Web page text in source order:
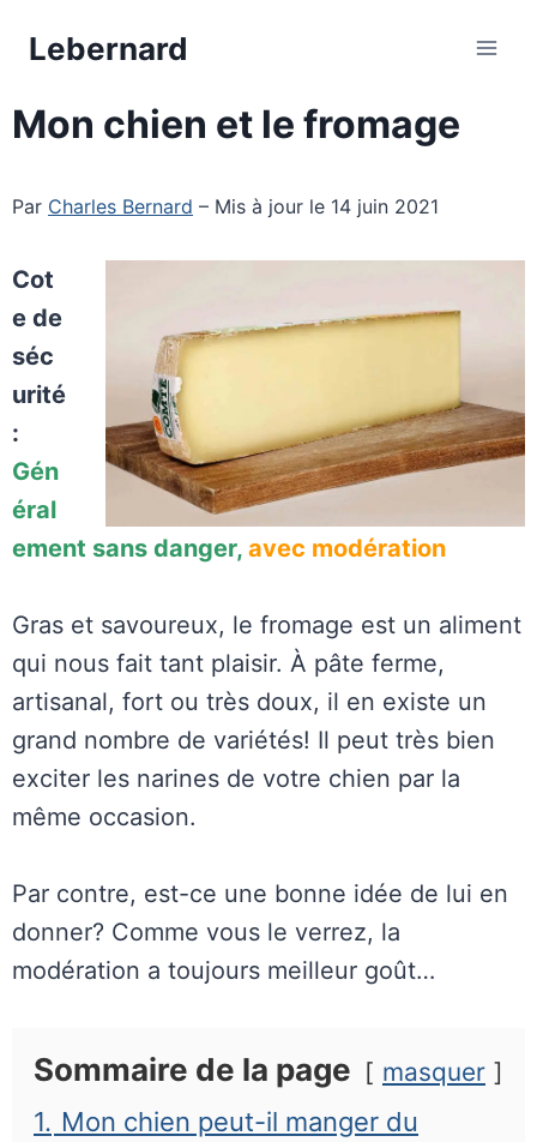
Lebernard
Mon chien et le fromage
Par Charles Bernard – Mis à jour le 14 juin 2021
Cot
e de
séc
urité
:
Gén
éral
ement sans danger, avec modération
Gras et savoureux, le fromage est un aliment
qui nous fait tant plaisir. À pâte ferme,
artisanal, fort ou très doux, il en existe un
grand nombre de variétés! Il peut très bien
exciter les narines de votre chien par la
même occasion.
Par contre, est-ce une bonne idée de lui en
donner? Comme vous le verrez, la
modération a toujours meilleur goût…
Sommaire de la page masquer
1. Mon chien peut-il manger du